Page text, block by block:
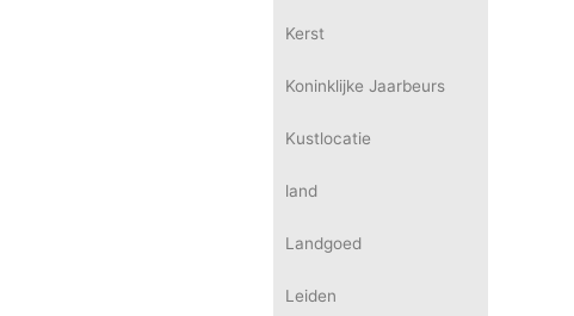
Kerst
Koninklijke Jaarbeurs
Kustlocatie
land
Landgoed
Leiden